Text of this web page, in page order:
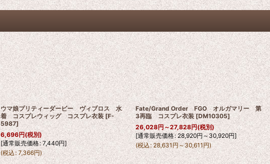
ウマ娘プリティーダービー ヴィブロス 水
着 コスプレウィッグ コスプレ衣装 [F-
5987]
6,696円(税別)
[通常販売価格: 7,440円]
(税込: 7,366円)
Fate/Grand Order FGO オルガマリー 第
3再臨 コスプレ衣装 [DM10305]
26,028円～27,828円(税別)
[通常販売価格: 28,920円～30,920円]
(税込: 28,631円～30,611円)